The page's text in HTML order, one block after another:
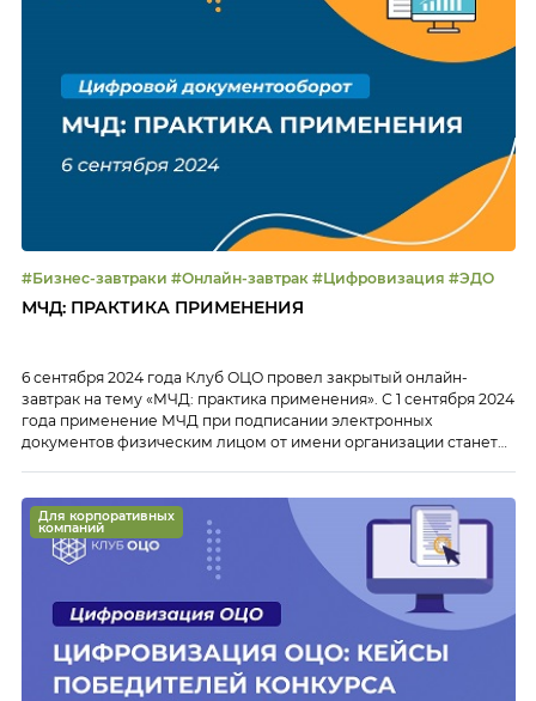
#Бизнес-завтраки #Онлайн-завтрак #Цифровизация #ЭДО
МЧД: ПРАКТИКА ПРИМЕНЕНИЯ
6 сентября 2024 года Клуб ОЦО провел закрытый онлайн-
завтрак на тему «МЧД: практика применения». С 1 сентября 2024
года применение МЧД при подписании электронных
документов физическим лицом от имени организации станет
завтрака обсудили: Тайм-коды: 00:02 Приветствие участников
онлайн-завтрака 00:54 […]
Для корпоративных
компаний